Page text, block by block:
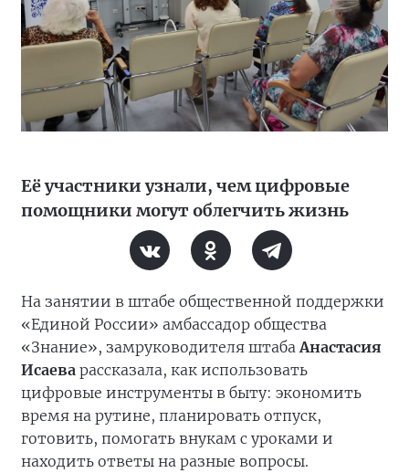
Её участники узнали, чем цифровые
помощники могут облегчить жизнь
На занятии в штабе общественной поддержки
«Единой России» амбассадор общества
«Знание», замруководителя штабаАнастасия
Исаева рассказала, как использовать
цифровые инструменты в быту: экономить
время на рутине, планировать отпуск,
готовить, помогать внукам с уроками и
находить ответы на разные вопросы.